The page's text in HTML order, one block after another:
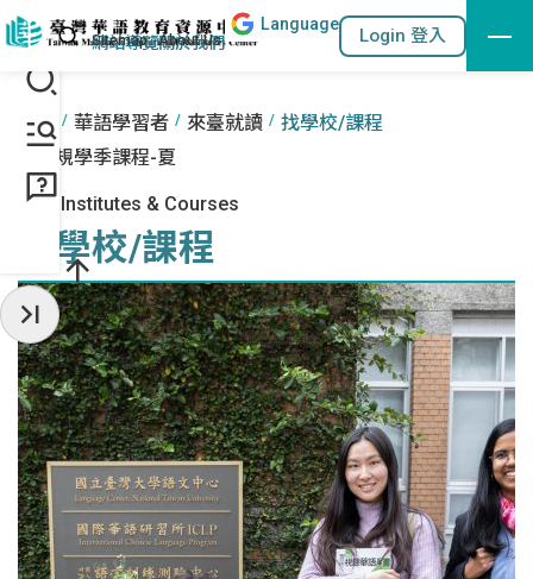
跳到主要內容區塊
::: 站內搜尋
網站導覽關於我們
Language
Login 登入
:::
首頁 華語學習者 來臺就讀
找學校/課程
常規學季課程-夏
Find Institutes & Courses
找學校/課程
收起常用服務